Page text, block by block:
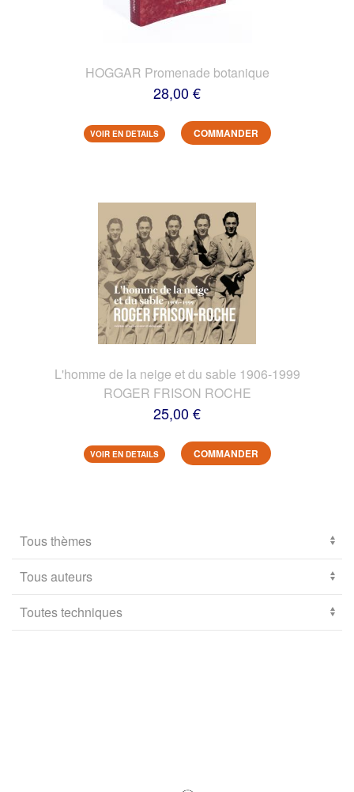
HOGGAR Promenade botanique
28,00 €
VOIR EN DETAILS COMMANDER
L'homme de la neige et du sable 1906-1999
ROGER FRISON ROCHE
25,00 €
VOIR EN DETAILS COMMANDER